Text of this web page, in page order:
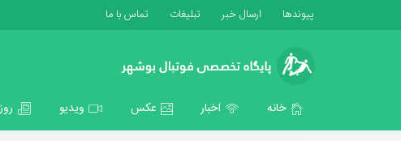
پیوندها ارسال خبر تبلیغات تماس با ما
خانه اخبار عکس ویدیو